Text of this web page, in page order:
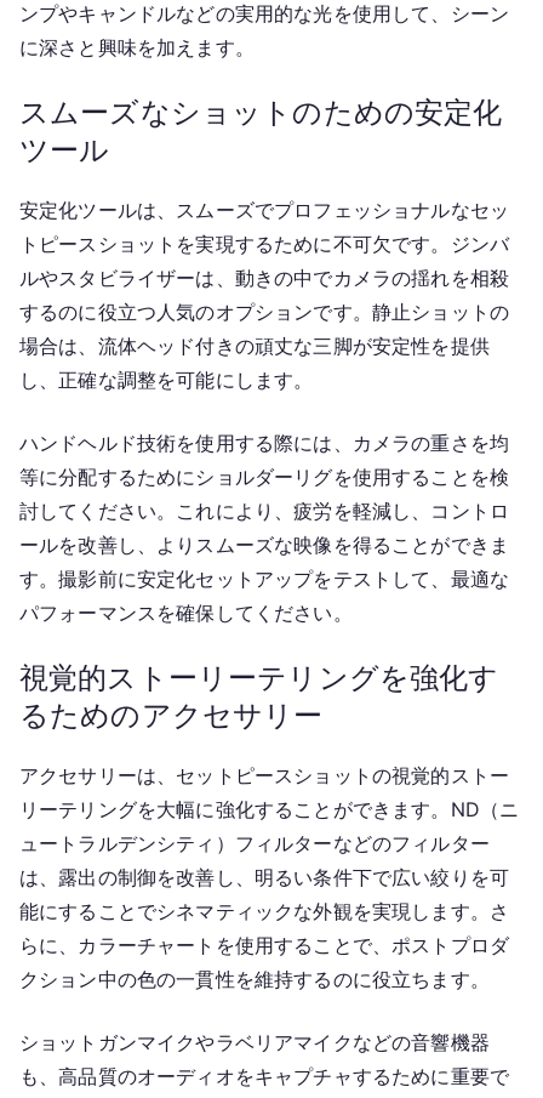
ンプやキャンドルなどの実用的な光を使用して、シーン
に深さと興味を加えます。
スムーズなショットのための安定化
ツール
安定化ツールは、スムーズでプロフェッショナルなセッ
トピースショットを実現するために不可欠です。ジンバ
ルやスタビライザーは、動きの中でカメラの揺れを相殺
するのに役立つ人気のオプションです。静止ショットの
場合は、流体ヘッド付きの頑丈な三脚が安定性を提供
し、正確な調整を可能にします。
ハンドヘルド技術を使用する際には、カメラの重さを均
等に分配するためにショルダーリグを使用することを検
討してください。これにより、疲労を軽減し、コントロ
ールを改善し、よりスムーズな映像を得ることができま
す。撮影前に安定化セットアップをテストして、最適な
パフォーマンスを確保してください。
視覚的ストーリーテリングを強化す
るためのアクセサリー
アクセサリーは、セットピースショットの視覚的ストー
リーテリングを大幅に強化することができます。ND（ニ
ュートラルデンシティ）フィルターなどのフィルター
は、露出の制御を改善し、明るい条件下で広い絞りを可
能にすることでシネマティックな外観を実現します。さ
らに、カラーチャートを使用することで、ポストプロダ
クション中の色の一貫性を維持するのに役立ちます。
ショットガンマイクやラベリアマイクなどの音響機器
も、高品質のオーディオをキャプチャするために重要で